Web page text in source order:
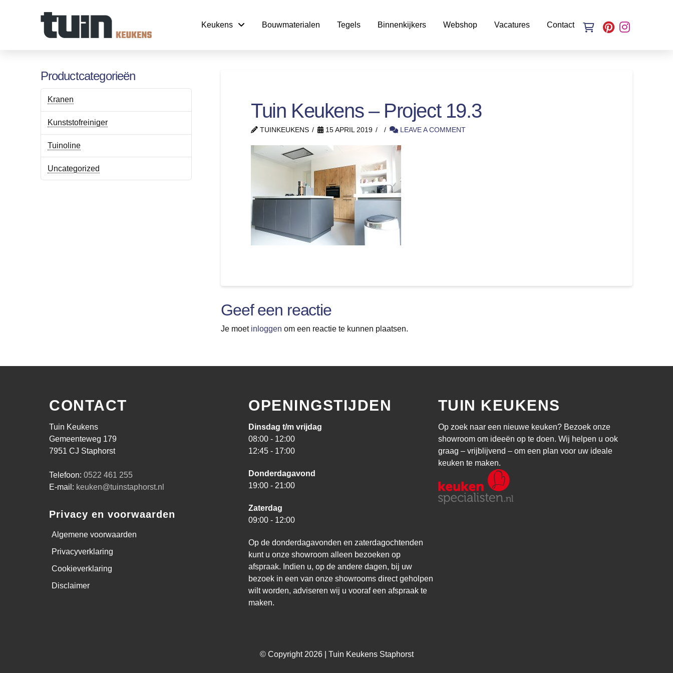
Keukens Bouwmaterialen Tegels Binnenkijkers Webshop Vacatures Contact
Tuin Keukens – Project 19.3
TUINKEUKENS 15 APRIL 2019 LEAVE A COMMENT
Geef een reactie
Je moet inloggen om een reactie te kunnen plaatsen.
Productcategorieën
Kranen
Kunststofreiniger
Tuinoline
Uncategorized
CONTACT
Tuin Keukens
Gemeenteweg 179
7951 CJ Staphorst
Telefoon:0522 461 255
E-mail: keuken@tuinstaphorst.nl
Privacy en voorwaarden
Algemene voorwaarden
Privacyverklaring
Cookieverklaring
Disclaimer
OPENINGSTIJDEN
Dinsdag t/m vrijdag
08:00 - 12:00
12:45 - 17:00
Donderdagavond
19:00 - 21:00
Zaterdag
09:00 - 12:00
Op de donderdagavonden en zaterdagochtenden
kunt u onze showroom alleen bezoeken op
afspraak. Indien u, op de andere dagen, bij uw
bezoek in een van onze showrooms direct geholpen
wilt worden, adviseren wij u vooraf een afspraak te
maken.
TUIN KEUKENS
Op zoek naar een nieuwe keuken? Bezoek onze
showroom om ideeën op te doen. Wij helpen u ook
graag – vrijblijvend – om een plan voor uw ideale
keuken te maken.
© Copyright 2026 | Tuin Keukens Staphorst